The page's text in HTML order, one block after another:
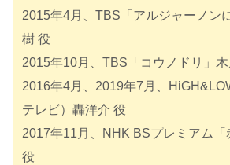
2015年4月、TBS「アルジャーノン
樹 役
2015年10月、TBS「コウノドリ」
2016年4月、2019年7月、
テレビ）轟洋介 役
2017年11月、NHK BSプレミアム「
役